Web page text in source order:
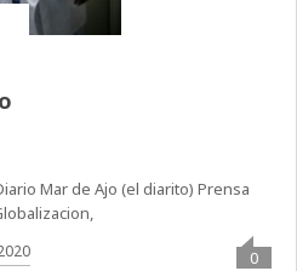
Mar de Ajo (el diarito) Prensa
0